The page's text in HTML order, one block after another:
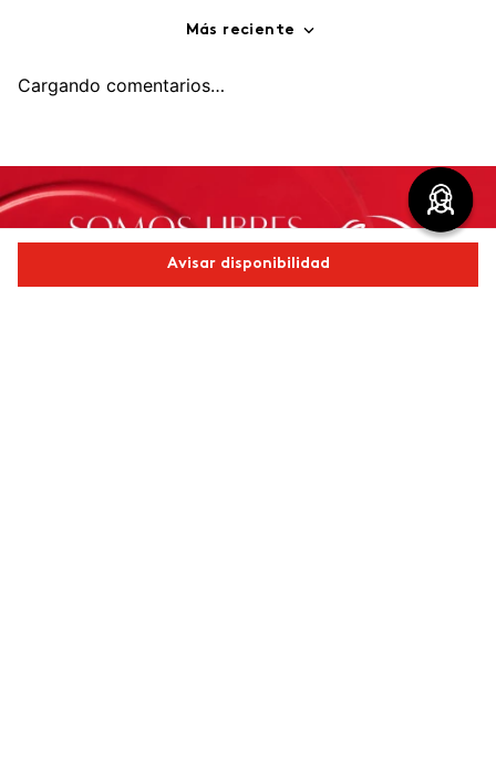
Avisar disponibilidad
Más reciente
Cargando comentarios…